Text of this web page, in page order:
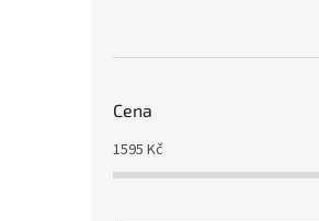
Cena
1595 Kč